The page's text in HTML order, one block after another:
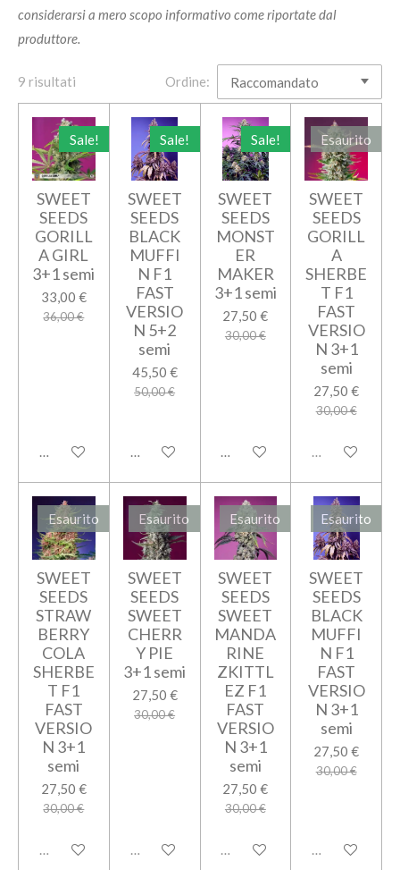
considerarsi a mero scopo informativo come riportate dal
produttore.
9 risultati Ordine:
Sale!
SWEET
SEEDS
GORILL
A GIRL
3+1 semi
33,00 €
36,00 €
Aggiungi al carrello
Sale!
SWEET
SEEDS
BLACK
MUFFI
N F1
FAST
VERSIO
N 5+2
semi
45,50 €
50,00 €
Aggiungi al carrello
Sale!
SWEET
SEEDS
MONST
ER
MAKER
3+1 semi
27,50 €
30,00 €
Aggiungi al carrello
Esaurito
SWEET
SEEDS
GORILL
A
SHERBE
T F1
FAST
VERSIO
N 3+1
semi
27,50 €
30,00 €
Esaurito
Esaurito
SWEET
SEEDS
STRAW
BERRY
COLA
SHERBE
T F1
FAST
VERSIO
N 3+1
semi
27,50 €
30,00 €
Esaurito
Esaurito
SWEET
SEEDS
SWEET
CHERR
Y PIE
3+1 semi
27,50 €
30,00 €
Esaurito
Esaurito
SWEET
SEEDS
SWEET
MANDA
RINE
ZKITTL
EZ F1
FAST
VERSIO
N 3+1
semi
27,50 €
30,00 €
Esaurito
Esaurito
SWEET
SEEDS
BLACK
MUFFI
N F1
FAST
VERSIO
N 3+1
semi
27,50 €
30,00 €
Esaurito